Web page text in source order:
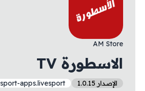
AM Store
الاسطورة TV
الإصدار 1.0.15 sport-apps.livesport